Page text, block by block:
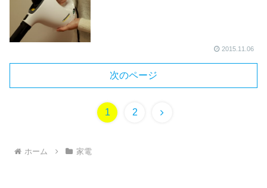
2015.11.06
次のページ
1 2
次
ホーム 家電